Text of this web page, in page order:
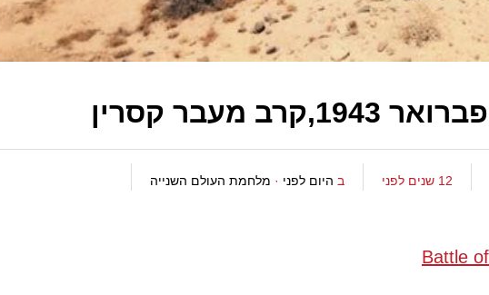
12 שנים לפני ב היום לפני · מלחמת העולם השנייה